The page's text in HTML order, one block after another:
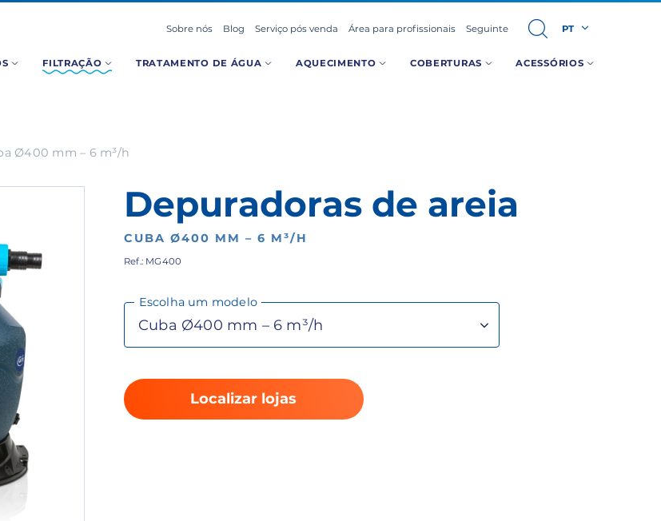
FILTRAÇÃO TRATAMENTO DE ÁGUA AQUECIMENTO COBERTURAS ACESSÓRIOS
Sobre nós Blog Serviço pós venda Área para profissionais Seguinte PT
Ø400 mm – 6 m³/h
Escolha um modelo
Depuradoras de areia
CUBA Ø400 MM – 6 M³/H
Ref.: MG400
Localizar lojas